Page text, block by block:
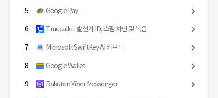
5 Google Pay
6 Truecaller: 발신자 ID, 스팸 차단 및 녹음
7 Microsoft SwiftKey AI 키보드
8 Google Wallet
9 Rakuten Viber Messenger